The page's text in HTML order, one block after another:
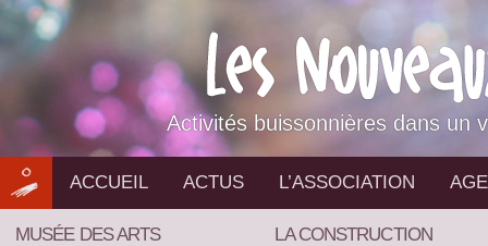
Aller
au
contenu
Activités buissonnières dans un
ACCUEIL ACTUS L’ASSOCIATION
MUSÉE DES ARTS
LA CONSTRUCTION